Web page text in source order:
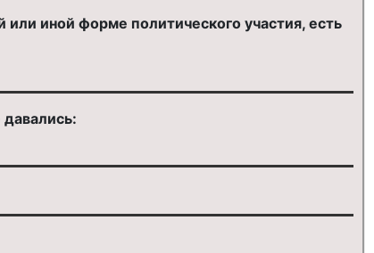
иной форме политического участия, есть